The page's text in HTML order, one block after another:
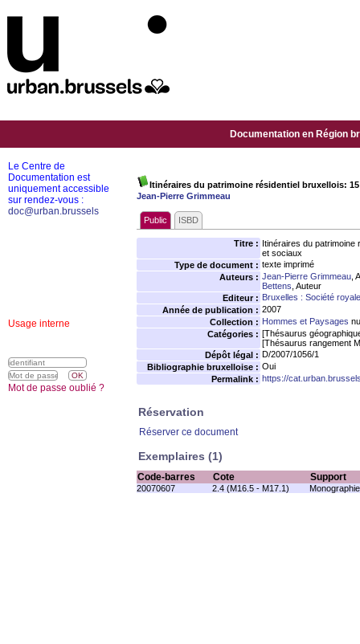
Documentation en Région
Itinéraires du patrimoine résidentiel bruxellois:
Jean-Pierre Grimmeau
Public ISBD
Titre : Itinéraires du
et sociaux
Type de document : texte imprimé
Auteurs : Jean-Pierre Grimmeau ,
Bettens , Auteur
Editeur : Bruxelles : Société
Année de publication : 2007
Collection : Hommes et Paysages
Catégories : [Thésaurus
[Thésaurus rangement
Dépôt légal : D/2007/1056/1
Bibliographie bruxelloise : Oui
Permalink : https://
Réservation
Réserver ce document
Exemplaires (1)
Code-barres Cote Support
20070607 2.4 (M16.5 - M17.1)
Le Centre de
Documentation est
uniquement accessible
sur rendez-vous :
doc@urban.brussels
Usage interne
Mot de passe oublié ?